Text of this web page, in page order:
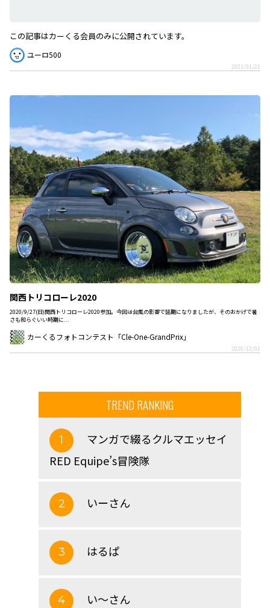
この記事はカーくる会員のみに公開されています。
ユーロ500
2021/01/21
関西トリコローレ2020
2020/9/27(日)関西トリコローレ2020参加。今回は台風の影響で延期になりましたが、そのおかげで暑
さも和らぐいい時期に...
カーくるフォトコンテスト「Cle-One-GrandPrix」
2020/12/01
TREND RANKING
1
マンガで綴るクルマエッセイ
RED Equipe’s冒険隊
2 いーさん
3 はるぱ
4 い～さん